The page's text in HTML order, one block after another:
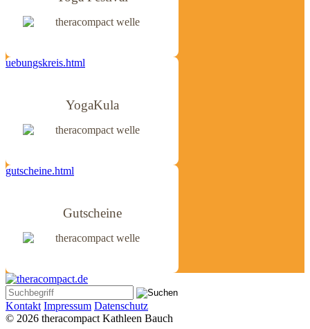
uebungskreis.html
YogaKula
gutscheine.html
Gutscheine
Kontakt Impressum Datenschutz
© 2026 theracompact Kathleen Bauch